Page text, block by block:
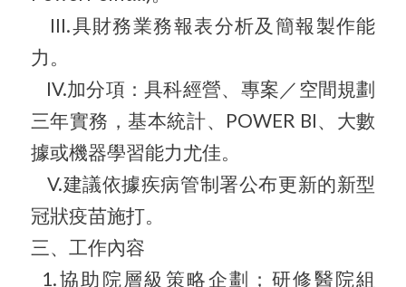
III.具財務業務報表分析及簡報製作能
力。
IV.加分項：具科經營、專案／空間規劃
三年實務，基本統計、 POWER BI、大數
據或機器學習能力尤佳。
V.建議依據疾病管制署公布更新的新型
冠狀疫苗施打。
三、工作內容
1.協助院層級策略企劃；研修醫院組